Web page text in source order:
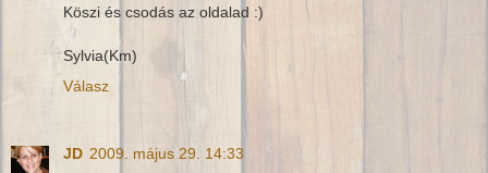
Köszi és csodás az oldalad :)
Sylvia(Km)
Válasz
JD 2009. május 29. 14:33